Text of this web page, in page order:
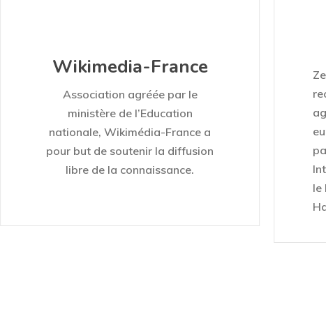
Wikimedia-France
Association agréée par le
ministère de l’Education
nationale, Wikimédia-France a
pour but de soutenir la diffusion
libre de la connaissance.
le